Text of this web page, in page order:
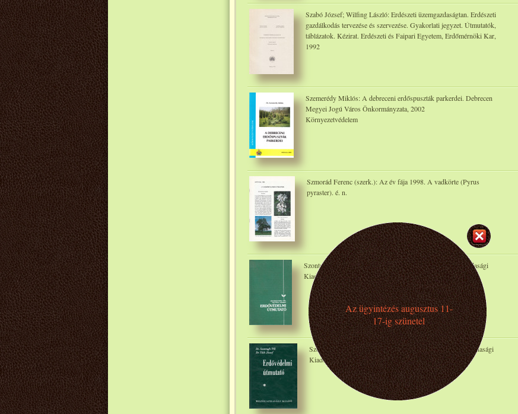
Szabó József; Wilfing László: Erdészeti üzemgazdaságtan. Erdészeti
gazdálkodás tervezése és szervezése. Gyakorlati jegyzet. Útmutatók,
táblázatok. Kézirat. Erdészeti és Faipari Egyetem, Erdőmérnöki Kar,
1992
Szemerédy Miklós: A debreceni erdőspuszták parkerdei. Debrecen
Megyei Jogú Város Önkormányzata, 2002
Környezetvédelem
Szmorád Ferenc (szerk.): Az év fája 1998. A vadkörte (Pyrus
pyraster). é. n.
Szontagh Pál; Tóth József: Erdővédelmi útmutató. Mezőgazdasági
Kiadó, 1988
Szontagh Pál; Tóth József: Erdővédelmi útmutató. Mezőgazdasági
Kiadó, 1977
Az ügyintézés augusztus 11-
17-ig szünetel